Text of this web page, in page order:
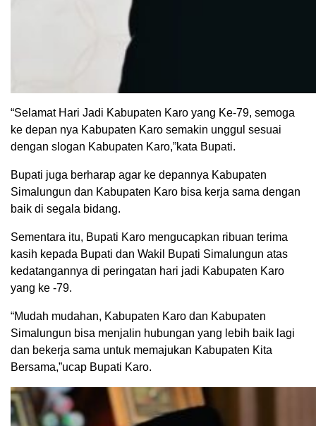
“Selamat Hari Jadi Kabupaten Karo yang Ke-79, semoga
ke depan nya Kabupaten Karo semakin unggul sesuai
dengan slogan Kabupaten Karo,”kata Bupati.
Bupati juga berharap agar ke depannya Kabupaten
Simalungun dan Kabupaten Karo bisa kerja sama dengan
baik di segala bidang.
Sementara itu, Bupati Karo mengucapkan ribuan terima
kasih kepada Bupati dan Wakil Bupati Simalungun atas
kedatangannya di peringatan hari jadi Kabupaten Karo
yang ke -79.
“Mudah mudahan, Kabupaten Karo dan Kabupaten
Simalungun bisa menjalin hubungan yang lebih baik lagi
dan bekerja sama untuk memajukan Kabupaten Kita
Bersama,”ucap Bupati Karo.